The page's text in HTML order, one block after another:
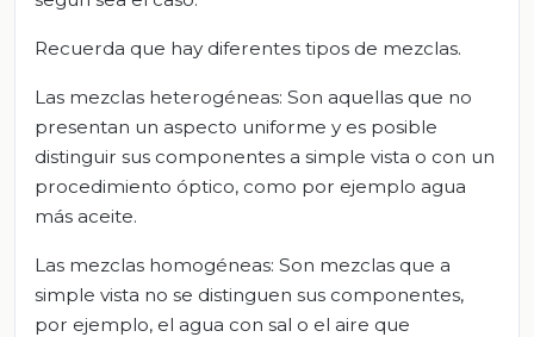
Recuerda que hay diferentes tipos de mezclas.
Las mezclas heterogéneas: Son aquellas que no
presentan un aspecto uniforme y es posible
distinguir sus componentes a simple vista o con un
procedimiento óptico, como por ejemplo agua
más aceite.
Las mezclas homogéneas: Son mezclas que a
simple vista no se distinguen sus componentes,
por ejemplo, el agua con sal o el aire que